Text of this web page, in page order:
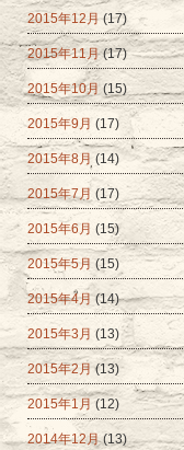
2015年12月(17)
2015年11月(17)
2015年10月 (15)
2015年9月 (17)
2015年8月 (14)
2015年7月 (17)
2015年6月 (15)
2015年5月 (15)
2015年4月(14)
2015年3月 (13)
2015年2月 (13)
2015年1月 (12)
2014年12月(13)